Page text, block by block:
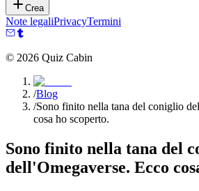
Crea
Note legaliPrivacyTermini
© 2026 Quiz Cabin
/Blog
/Sono finito nella tana del coniglio
cosa ho scoperto.
Sono finito nella tana del
dell'Omegaverse. Ecco